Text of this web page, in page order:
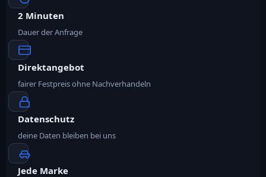
2 Minuten
Dauer der Anfrage
Direktangebot
fairer Festpreis ohne Nachverhandeln
Datenschutz
deine Daten bleiben bei uns
Jede Marke